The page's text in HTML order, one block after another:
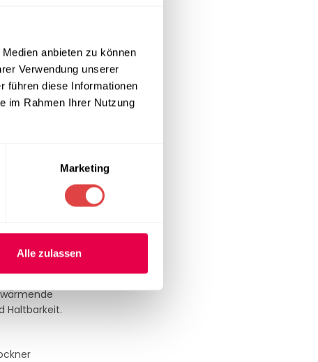
anbieten zu können
Verwendung unserer
führen diese Informationen
im Rahmen Ihrer Nutzung
Marketing
Alle zulassen
um das
professionelle
ist der
oder als
nach längerem
Haltbarkeit.